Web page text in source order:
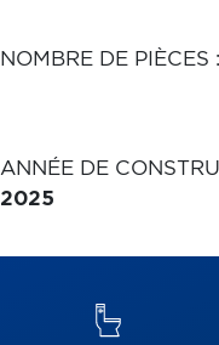
NOMBRE DE PIÈCES :
ANNÉE DE
2025